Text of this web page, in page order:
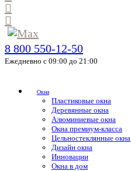
8 800 550-12-50
Ежедневно с 09:00 до 21:00
Окна
Пластиковые окна
Деревянные окна
Алюминиевые окна
Окна премиум-класса
Цельностеклянные окна
Дизайн окна
Инновации
Окна в дом